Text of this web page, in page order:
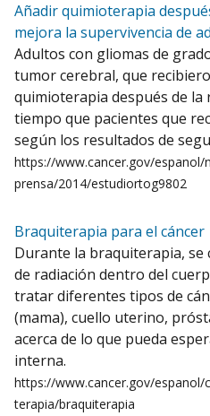
Añadir quimioterapia
mejora la supervivencia de
Adultos con gliomas de
tumor cerebral, que
quimioterapia después de
tiempo que pacientes que
según los resultados de
https://www.cancer.gov/
prensa/2014/estudiortog9802
Braquiterapia para el cáncer
Durante la braquiterapia, se
de radiación dentro del
tratar diferentes tipos de
(mama), cuello uterino,
acerca de lo que pueda
interna.
https://www.cancer.gov/
terapia/braquiterapia